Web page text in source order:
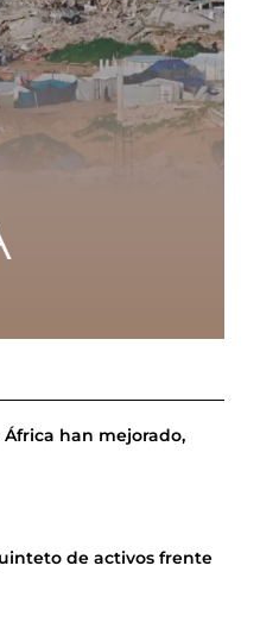
África han mejorado,
de activos frente